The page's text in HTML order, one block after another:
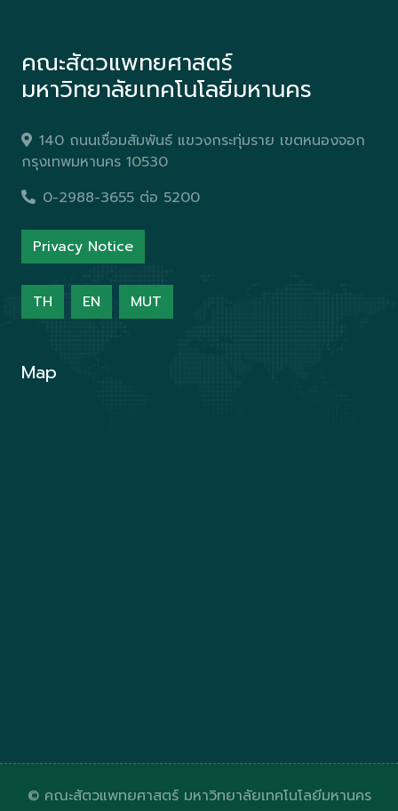
คณะสัตวแพทยศาสตร์
มหาวิทยาลัยเทคโนโลยีมหานคร
140 ถนนเชื่อมสัมพันธ์ แขวงกระทุ่มราย เขตหนองจอก
กรุงเทพมหานคร 10530
0-2988-3655 ต่อ 5200
Privacy Notice
TH EN MUT
Map
© คณะสัตวแพทยศาสตร์ มหาวิทยาลัยเทคโนโลยีมหานคร